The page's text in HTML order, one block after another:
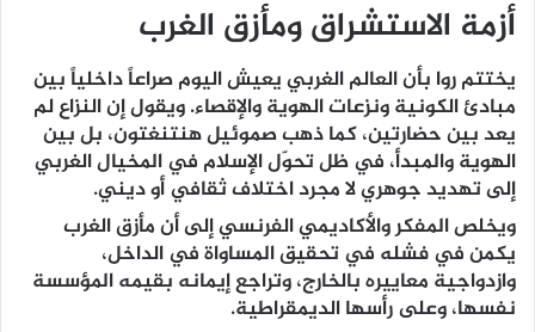
أزمة الاستشراق ومأزق الغرب
يختتم روا بأن العالم الغربي يعيش اليوم صراعاً داخلياً بين
مبادئ الكونية ونزعات الهوية والإقصاء. ويقول إن النزاع لم
يعد بين حضارتين، كما ذهب صموئيل هنتنغتون، بل بين
الهوية والمبدأ، في ظل تحوّل الإسلام في المخيال الغربي
إلى تهديد جوهري لا مجرد اختلاف ثقافي أو ديني.
ويخلص المفكر والأكاديمي الفرنسي إلى أن مأزق الغرب
يكمن في فشله في تحقيق المساواة في الداخل،
وازدواجية معاييره بالخارج، وتراجع إيمانه بقيمه المؤسسة
نفسها، وعلى رأسها الديمقراطية.